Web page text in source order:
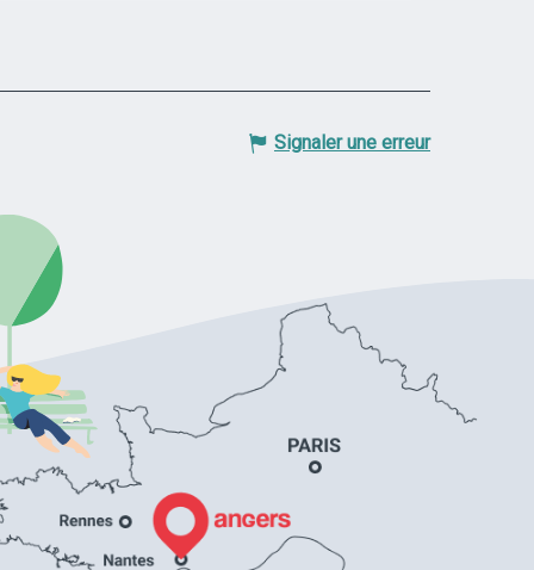
Signaler une erreur